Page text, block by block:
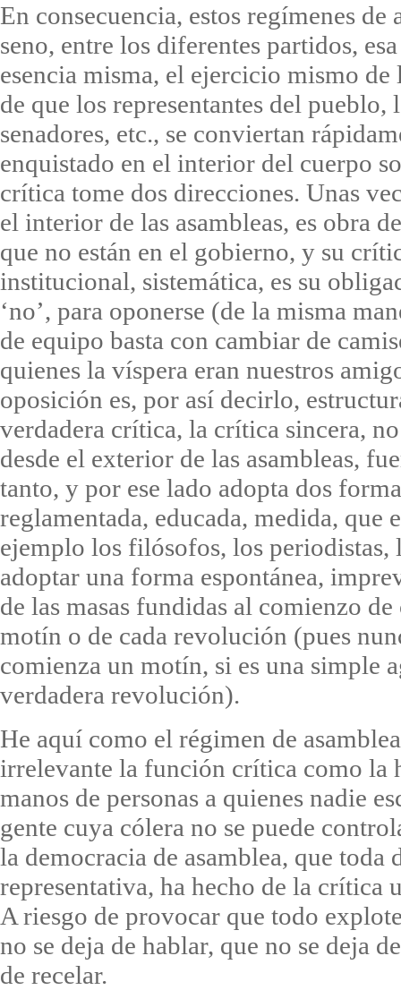
En consecuencia, estos regímenes de
seno, entre los diferentes partidos,
esencia misma, el ejercicio mismo
de que los representantes del pueblo,
senadores, etc., se conviertan
enquistado en el interior del cuerpo
crítica tome dos direcciones. Unas
el interior de las asambleas, es obra
que no están en el gobierno, y su
institucional, sistemática, es su
‘no’, para oponerse (de la misma
de equipo basta con cambiar de
quienes la víspera eran nuestros
oposición es, por así decirlo,
verdadera crítica, la crítica sincera,
desde el exterior de las asambleas,
tanto, y por ese lado adopta dos
reglamentada, educada, medida, que
ejemplo los filósofos, los periodistas,
adoptar una forma espontánea,
de las masas fundidas al comienzo
motín o de cada revolución (pues
comienza un motín, si es una simple
verdadera revolución).
He aquí como el régimen de
irrelevante la función crítica como la
manos de personas a quienes nadie
gente cuya cólera no se puede
la democracia de asamblea, que toda
representativa, ha hecho de la crítica
A riesgo de provocar que todo
no se deja de hablar, que no se deja
de recelar.